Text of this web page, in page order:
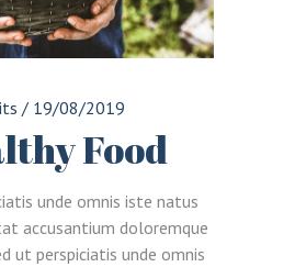
/ 19/08/2019
Food
unde omnis iste natus
accusantium doloremque
ut perspiciatis unde omnis